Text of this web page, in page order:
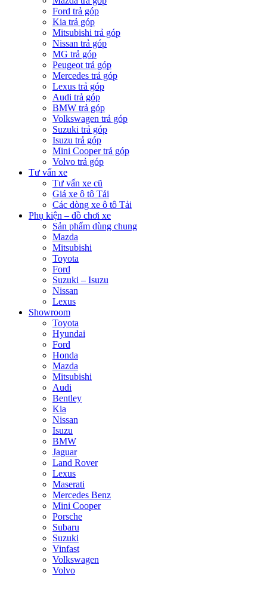
Ford trả góp
Kia trả góp
Mitsubishi trả góp
Nissan trả góp
MG trả góp
Peugeot trả góp
Mercedes trả góp
Lexus trả góp
Audi trả góp
BMW trả góp
Volkswagen trả góp
Suzuki trả góp
Isuzu trả góp
Mini Cooper trả góp
Volvo trả góp
Tư vấn xe
Tư vấn xe cũ
Giá xe ô tô Tải
Các dòng xe ô tô Tải
Phụ kiện – đồ chơi xe
Sản phẩm dùng chung
Mazda
Mitsubishi
Toyota
Ford
Suzuki – Isuzu
Nissan
Lexus
Showroom
Toyota
Hyundai
Ford
Honda
Mazda
Mitsubishi
Audi
Bentley
Kia
Nissan
Isuzu
BMW
Jaguar
Land Rover
Lexus
Maserati
Mercedes Benz
Mini Cooper
Porsche
Subaru
Suzuki
Vinfast
Volkswagen
Volvo